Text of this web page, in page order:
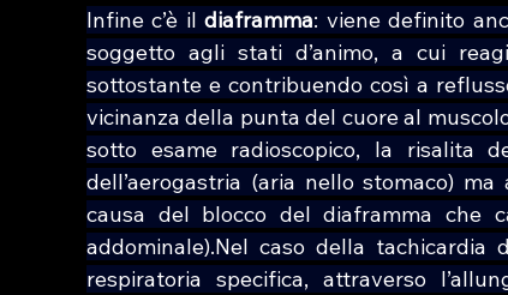
Infine c’è il diaframma: viene definito
soggetto agli stati d’animo, a cui
sottostante e contribuendo così a
vicinanza della punta del cuore al
sotto esame radioscopico, la risalita
dell’aerogastria (aria nello stomaco)
causa del blocco del diaframma che
addominale).Nel caso della
respiratoria specifica, attraverso